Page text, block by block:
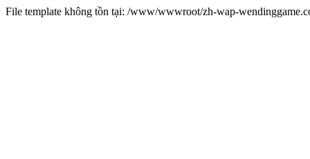
File template không tồn tại: /www/wwwroot/zh-wap-